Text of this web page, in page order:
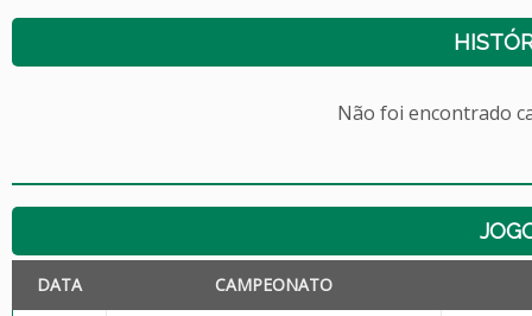
Não foi encontrado
DATA CAMPEONATO